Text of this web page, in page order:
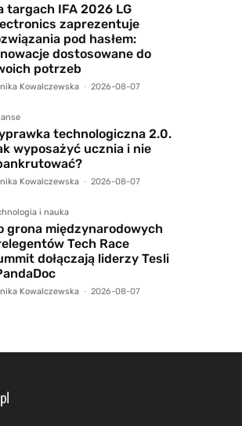
targach IFA 2026 LG
zaprezentuje
pod hasłem:
dostosowane do
potrzeb
Kowalczewska - 2026-08-07
technologiczna 2.0.
wyposażyć ucznia i nie
Kowalczewska - 2026-08-07
i nauka
grona międzynarodowych
Tech Race
dołączają liderzy Tesli
Kowalczewska - 2026-08-07